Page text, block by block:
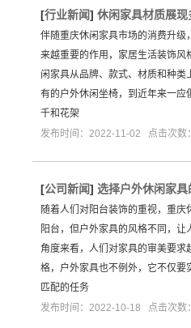
[行业新闻] 休闲家具材质展
伴随重庆休闲家具市场的消费升级
来越重要的作用，家居生活装饰风
闲家具从品牌、款式、材质和种类
有的户外休闲坐椅，到近年来一应
千和花架
发布时间：2022-11-02 点击次数
[公司新闻] 选择户外休闲家具
随着人们对阳台装饰的重视，重
阳台，但户外家具的风格不同，
角度来看，人们对家具的审美要
格，户外家具也不例外，它不仅要
匹配的任务
发布时间：2022-10-18 点击次数